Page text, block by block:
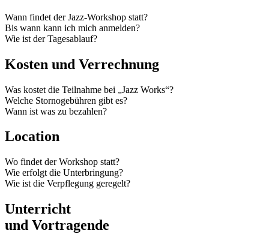
Wann findet der Jazz-Workshop statt?
Bis wann kann ich mich anmelden?
Wie ist der Tagesablauf?
Kosten und Verrechnung
Was kostet die Teilnahme bei „Jazz Works“?
Welche Stornogebühren gibt es?
Wann ist was zu bezahlen?
Location
Wo findet der Workshop statt?
Wie erfolgt die Unterbringung?
Wie ist die Verpflegung geregelt?
Unterricht
und Vortragende